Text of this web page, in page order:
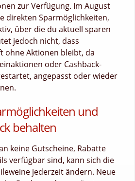
zur Verfügung. Im August
direkten Sparmöglichkeiten,
über die du aktuell sparen
jedoch nicht, dass
ohne Aktionen bleibt, da
oder Cashback-
angepasst oder wieder
und
behalten
keine Gutscheine, Rabatte
verfügbar sind, kann sich die
jederzeit ändern. Neue